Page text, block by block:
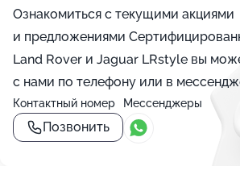
Ознакомиться с текущими акциями
и предложениями
Land Rover и Jaguar LRstyle вы
с нами по телефону или в
Контактный номер
Позвонить
Мессенджеры